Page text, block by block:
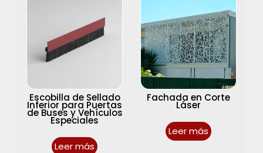
Escobilla de Sellado
Inferior para Puertas
de Buses y Vehículos
Especiales
Leer más
Fachada en Corte
Láser
Leer más